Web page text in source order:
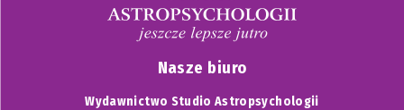
Nasze biuro
Wydawnictwo Studio Astropsychologii